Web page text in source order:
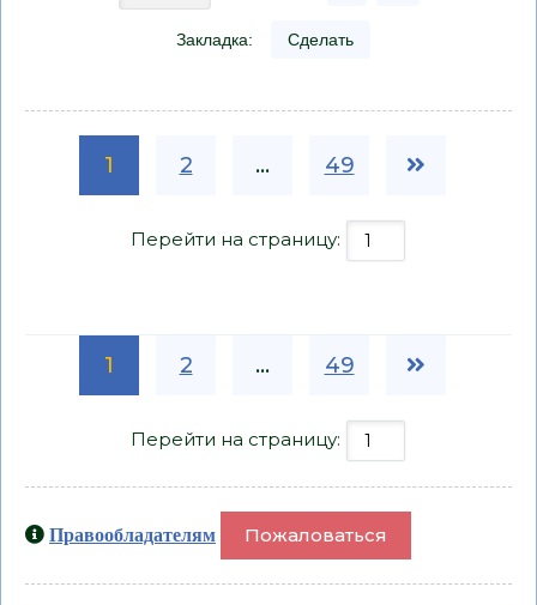
Закладка: Сделать
1 2 ... 49
Перейти на страницу:
1 2 ... 49
Перейти на страницу:
Правообладателям Пожаловаться